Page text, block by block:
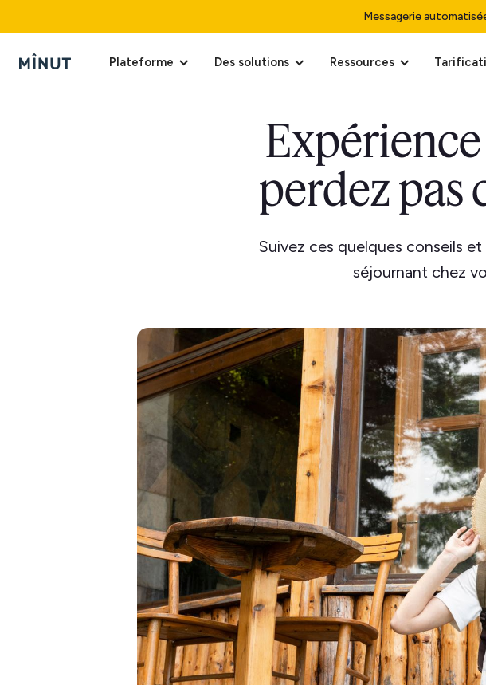
Messagerie
Plateforme Des solutions Ressources
perdez pas
Suivez ces quelques conseils
séjournant chez